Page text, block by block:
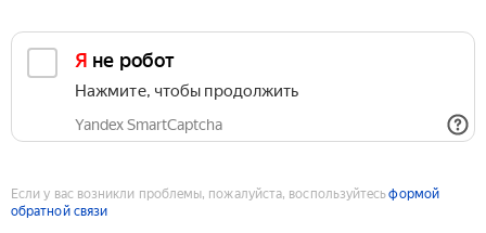
Я не робот
Нажмите, чтобы продолжить
Yandex SmartCaptcha
Если у вас возникли проблемы, пожалуйста, воспользуйтесьформой
обратной связи